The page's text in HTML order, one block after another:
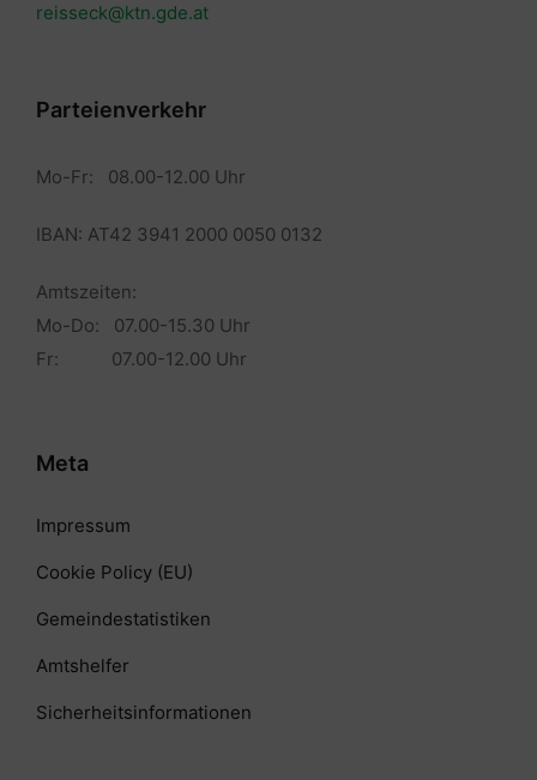
reisseck@ktn.gde.at
Parteienverkehr
Mo-Fr: 08.00-12.00 Uhr
IBAN: AT42 3941 2000 0050 0132
Amtszeiten:
Mo-Do: 07.00-15.30 Uhr
Fr: 07.00-12.00 Uhr
Meta
Impressum
Cookie Policy (EU)
Gemeindestatistiken
Amtshelfer
Sicherheitsinformationen